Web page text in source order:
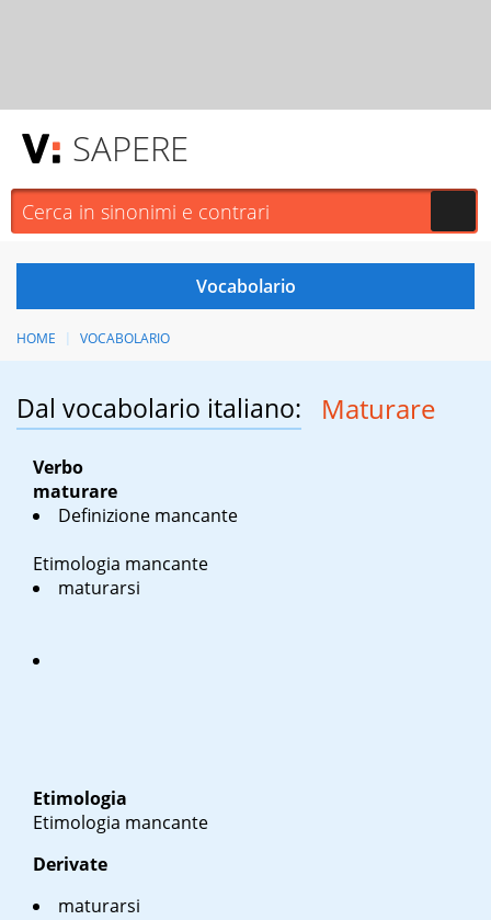
SAPERE
HOME VOCABOLARIO
Dal vocabolario italiano: Maturare
Verbo
maturare
Definizione mancante
Etimologia mancante
maturarsi
Etimologia
Etimologia mancante
Derivate
maturarsi